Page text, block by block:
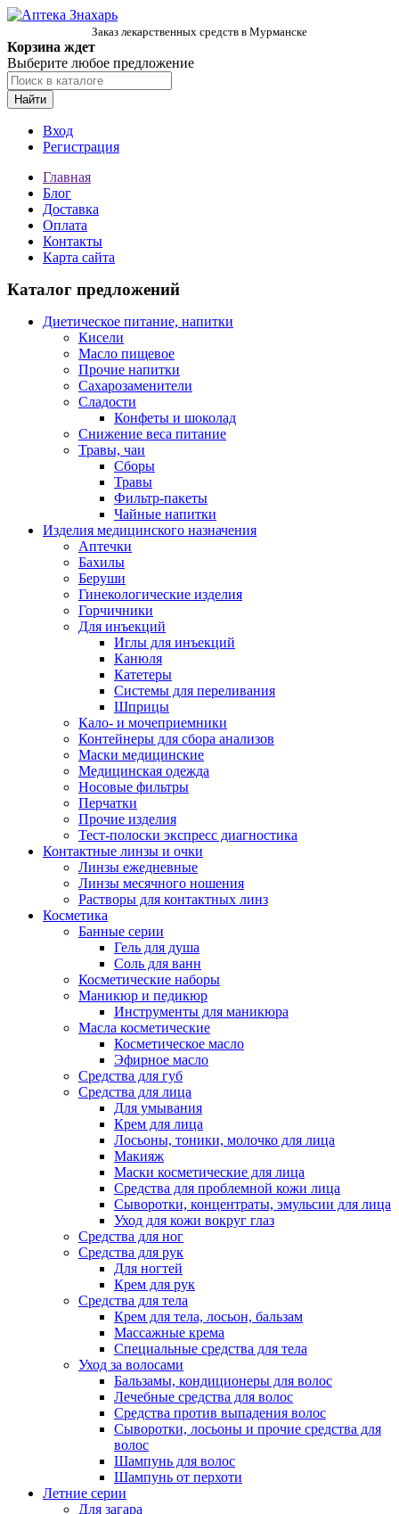
Заказ лекарственных средств в Мурманске
Корзина ждет
Выберите любое предложение
Найти
Вход
Регистрация
Главная
Блог
Доставка
Оплата
Контакты
Карта сайта
Каталог предложений
Диетическое питание, напитки
Кисели
Масло пищевое
Прочие напитки
Сахарозаменители
Сладости
Конфеты и шоколад
Снижение веса питание
Травы, чаи
Сборы
Травы
Фильтр-пакеты
Чайные напитки
Изделия медицинского назначения
Аптечки
Бахилы
Беруши
Гинекологические изделия
Горчичники
Для инъекций
Иглы для инъекций
Канюля
Катетеры
Системы для переливания
Шприцы
Кало- и мочеприемники
Контейнеры для сбора анализов
Маски медицинские
Медицинская одежда
Носовые фильтры
Перчатки
Прочие изделия
Тест-полоски экспресс диагностика
Контактные линзы и очки
Линзы ежедневные
Линзы месячного ношения
Растворы для контактных линз
Косметика
Банные серии
Гель для душа
Соль для ванн
Косметические наборы
Маникюр и педикюр
Инструменты для маникюра
Масла косметические
Косметическое масло
Эфирное масло
Средства для губ
Средства для лица
Для умывания
Крем для лица
Лосьоны, тоники, молочко для лица
Макияж
Маски косметические для лица
Средства для проблемной кожи лица
Сыворотки, концентраты, эмульсии для лица
Уход для кожи вокруг глаз
Средства для ног
Средства для рук
Для ногтей
Крем для рук
Средства для тела
Крем для тела, лосьон, бальзам
Массажные крема
Специальные средства для тела
Уход за волосами
Бальзамы, кондиционеры для волос
Лечебные средства для волос
Средства против выпадения волос
Сыворотки, лосьоны и прочие средства для
волос
Шампунь для волос
Шампунь от перхоти
Летние серии
Для загара